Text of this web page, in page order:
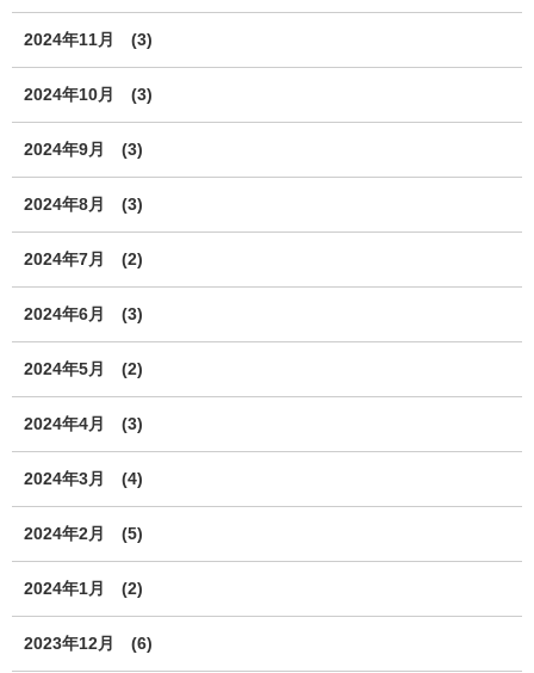
2024年11月 (3)
2024年10月 (3)
2024年9月 (3)
2024年8月 (3)
2024年7月 (2)
2024年6月 (3)
2024年5月 (2)
2024年4月 (3)
2024年3月 (4)
2024年2月 (5)
2024年1月 (2)
2023年12月 (6)